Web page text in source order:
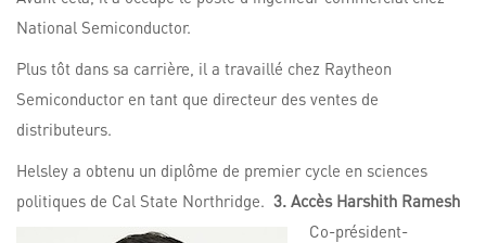
National Semiconductor.
Plus tôt dans sa carrière, il a travaillé chez Raytheon
Semiconductor en tant que directeur des ventes de
distributeurs.
Helsley a obtenu un diplôme de premier cycle en sciences
politiques de Cal State Northridge. 3. Accès Harshith Ramesh
Co-président-